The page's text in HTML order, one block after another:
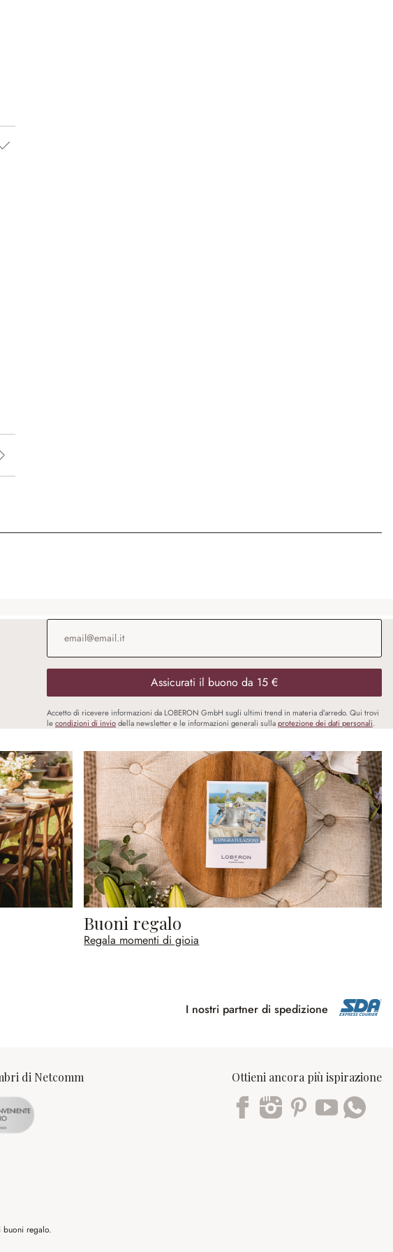
Indirizzo e-mail
Assicurati il buono da 15 €
Accetto di ricevere informazioni da LOBERON GmbH sugli ultimi trend in materia d’arredo. Qui trovi
lecondizioni di inviodella newsletter e le informazioni generali sullaprotezione dei dati personali.
Buoni regalo
Regala momenti di gioia
I nostri partner di spedizione
di Netcomm Ottieni ancora più ispirazione
regalo.